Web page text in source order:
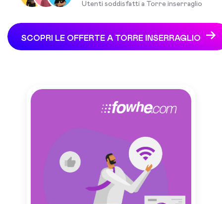
Utenti soddisfatti a Torre inserraglio
SCOPRI LE OFFERTE A TORRE INSERRAGLIO